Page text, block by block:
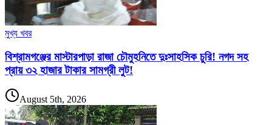
মুখ্য খবর
বিশ্রামগঞ্জের মাস্টারপাড়া রাজা চৌমুহনিতে দুঃসাহসিক চুরি! নগদ সহ
প্রায় ৩২ হাজার টাকার সামগ্রী লুট!
August 5th, 2026